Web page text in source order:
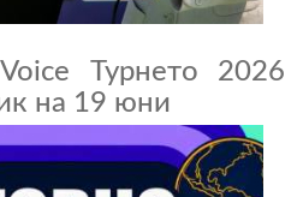
Турнето 2026
на 19 юни